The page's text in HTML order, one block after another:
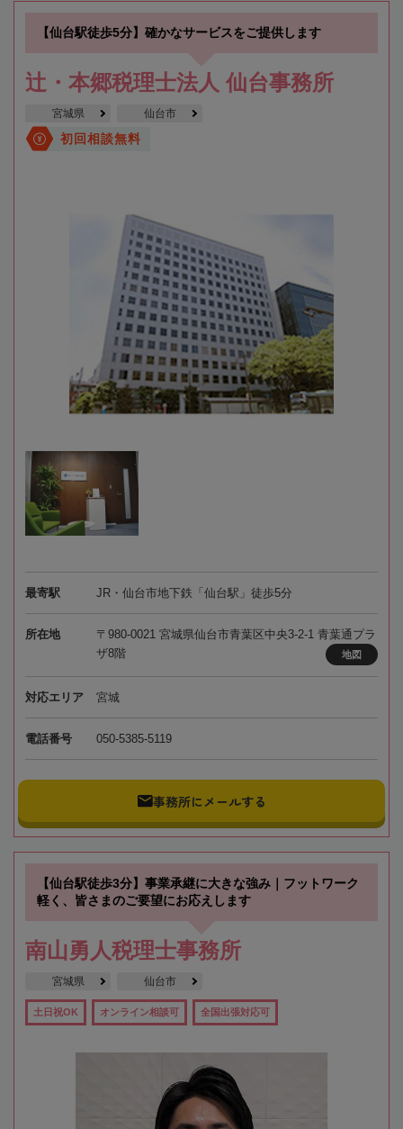
【仙台駅徒歩5分】確かなサービスをご提供します
辻・本郷税理士法人 仙台事務所
宮城県 仙台市
初回相談無料
最寄駅 JR・仙台市地下鉄「仙台駅」徒歩5分
所在地
〒980-0021 宮城県仙台市青葉区中央3-2-1 青葉通プラ
ザ8階
地図
対応エリア 宮城
電話番号 050-5385-5119
事務所にメールする
【仙台駅徒歩3分】事業承継に大きな強み｜フットワーク
軽く、皆さまのご要望にお応えします
南山勇人税理士事務所
宮城県 仙台市
土日祝OK オンライン相談可 全国出張対応可